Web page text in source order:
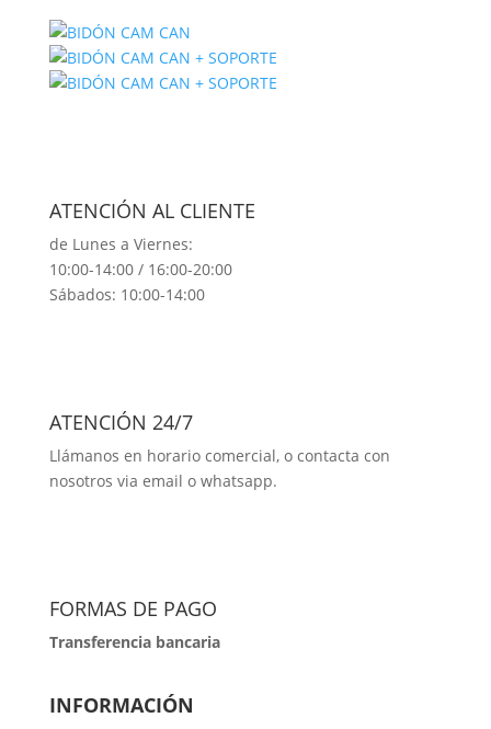
ATENCIÓN AL CLIENTE
de Lunes a Viernes:
10:00-14:00 / 16:00-20:00
Sábados: 10:00-14:00
ATENCIÓN 24/7
Llámanos en horario comercial, o contacta con
nosotros via email o whatsapp.
FORMAS DE PAGO
Transferencia bancaria
INFORMACIÓN